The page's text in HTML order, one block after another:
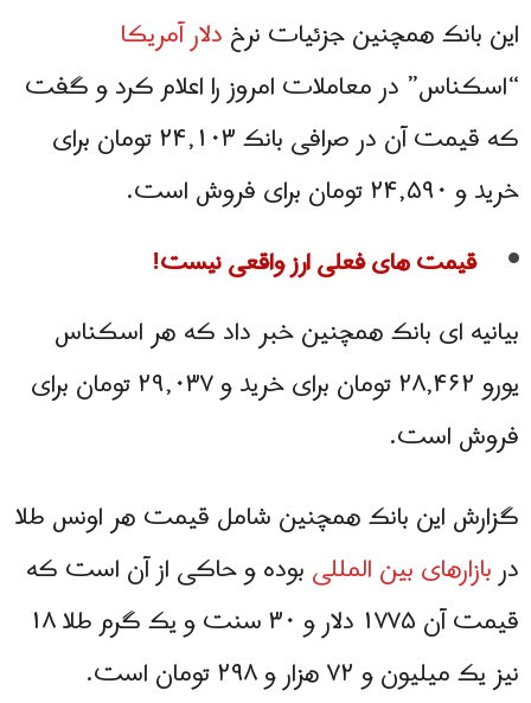
این بانک همچنین جزئیات نرخدلار آمریکا
“اسکناس” در معاملات امروز را اعلام کرد و گفت
که قیمت آن در صرافی بانک ۲۴,۱۰۳ تومان برای
خرید و ۲۴,۵۹۰ تومان برای فروش است.
قیمت های فعلی ارز واقعی نیست!
بیانیه ای بانک همچنین خبر داد که هر اسکناس
یورو ۲۸,۴۶۲ تومان برای خرید و ۲۹,۰۳۷ تومان برای
فروش است.
گزارش این بانک همچنین شامل قیمت هر اونس طلا
دربازارهای بین المللیبوده و حاکی از آن است که
قیمت آن ۱۷۷۵ دلار و ۳۰ سنت و یک گرم طلا ۱۸
نیز یک میلیون و ۷۲ هزار و ۲۹۸ تومان است.